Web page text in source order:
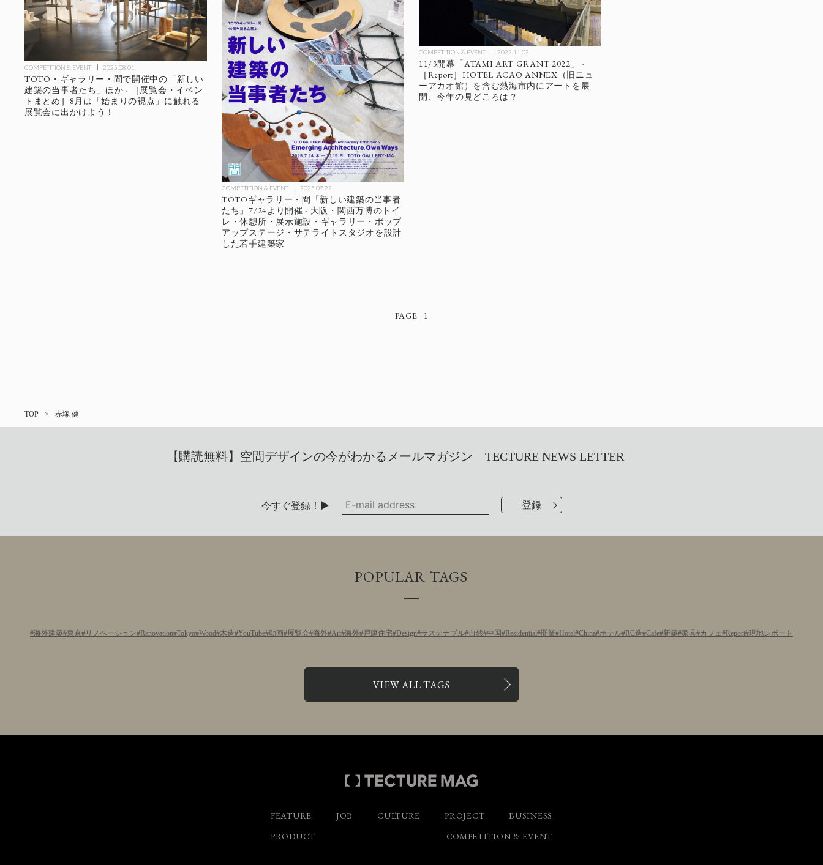
COMPETITION & EVENT 2025.08.01
TOTO・ギャラリー・間で開催中の「新しい
建築の当事者たち」ほか - ［展覧会・イベン
トまとめ］8月は「始まりの視点」に触れる
展覧会に出かけよう！
COMPETITION & EVENT 2025.07.22
TOTOギャラリー・間「新しい建築の当事者
たち」7/24より開催 - 大阪・関西万博のトイ
レ・休憩所・展示施設・ギャラリー・ポップ
アップステージ・サテライトスタジオを設計
した若手建築家
COMPETITION & EVENT 2022.11.02
11/3開幕「ATAMI ART GRANT 2022」 -
［Report］HOTEL ACAO ANNEX（旧ニュ
ーアカオ館）を含む熱海市内にアートを展
開、今年の見どころは？
1
TOP 赤塚 健
【購読無料】空間デザインの今がわかるメールマガジン TECTURE NEWS LETTER
今すぐ登録！▶
POPULAR TAGS
海外建築 東京 リノベーション Renovation Tokyo Wood 木造 YouTube 動画 展覧会 海外 Art 海外 戸建住宅 Design サステナブル 自然 中国 Residential 開業 Hotel China ホテル RC造 Cafe 新築 家具 カフェ Report 現地レポート
VIEW ALL TAGS
FEATURE JOB CULTURE PROJECT
BUSINESS
PRODUCT
COMPETITION & EVENT